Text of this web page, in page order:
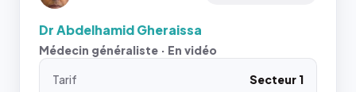
Dr Abdelhamid Gheraissa
Médecin généraliste · En vidéo
Tarif
Secteur 1